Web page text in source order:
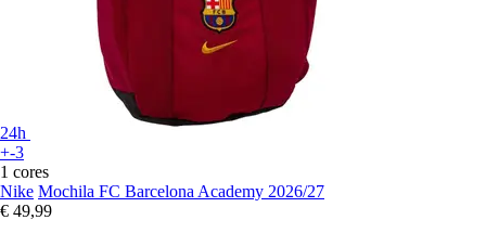
24h
+-3
1 cores
Nike Mochila FC Barcelona Academy 2026/27
€ 49,99